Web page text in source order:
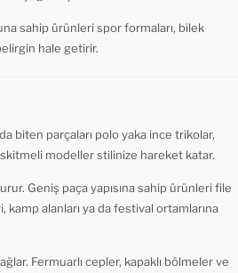
sahip ürünleri spor formaları, bilek
hale getirir.
biten parçaları polo yaka ince trikolar,
modeller stilinize hareket katar.
Geniş paça yapısına sahip ürünleri file
alanları ya da festival ortamlarına
Fermuarlı cepler, kapaklı bölmeler ve